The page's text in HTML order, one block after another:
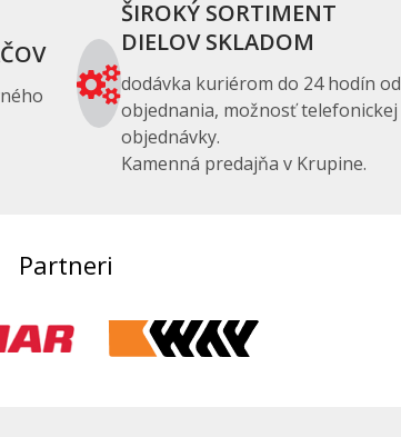
ŠIROKÝ SORTIMENT
DIELOV SKLADOM
dodávka kuriérom do 24 hodín od
objednania, možnosť telefonickej
objednávky.
Kamenná predajňa v Krupine.
Partneri